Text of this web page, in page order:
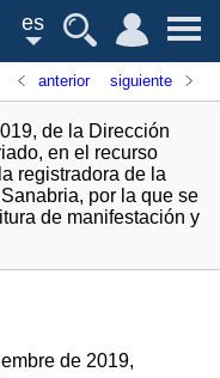
es
anterior siguiente
de la Dirección
en el recurso
registradora de la
por la que se
de manifestación y
de 2019,